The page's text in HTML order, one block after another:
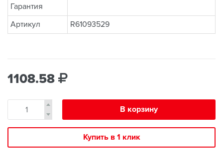
Гарантия
Артикул
R61093529
1108.58
В корзину
Купить в 1 клик